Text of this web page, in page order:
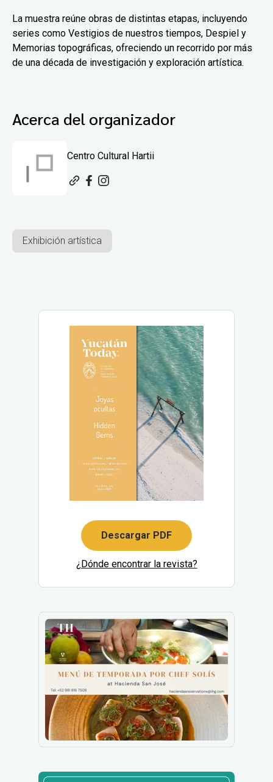
La muestra reúne obras de distintas etapas, incluyendo
series como Vestigios de nuestros tiempos, Despiel y
Memorias topográficas, ofreciendo un recorrido por más
de una década de investigación y exploración artística.
Acerca del organizador
Centro Cultural Hartii
Exhibición artística
Descargar PDF
¿Dónde encontrar la revista?